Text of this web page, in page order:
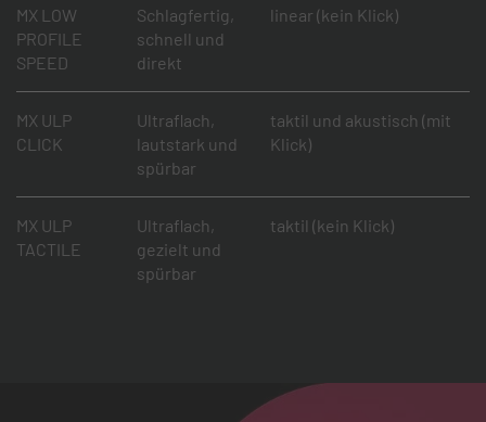
MX LOW
PROFILE
SPEED
Schlagfertig,
schnell und
direkt
linear (kein Klick)
MX ULP
CLICK
Ultraflach,
lautstark und
spürbar
taktil und akustisch (mit
Klick)
MX ULP
TACTILE
Ultraflach,
gezielt und
spürbar
taktil (kein Klick)